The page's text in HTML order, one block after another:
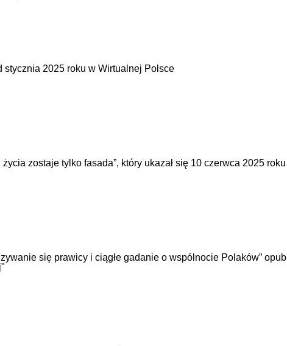
stycznia 2025 roku w Wirtualnej Polsce
życia zostaje tylko fasada”, który ukazał się 10 czerwca 2025
się prawicy i ciągłe gadanie o wspólnocie Polaków”